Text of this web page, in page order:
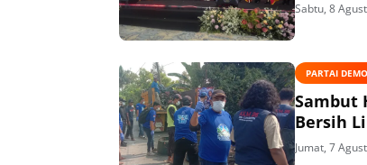
Sabtu, 8
PARTAI
Sambut
Bersih
Jumat, 7